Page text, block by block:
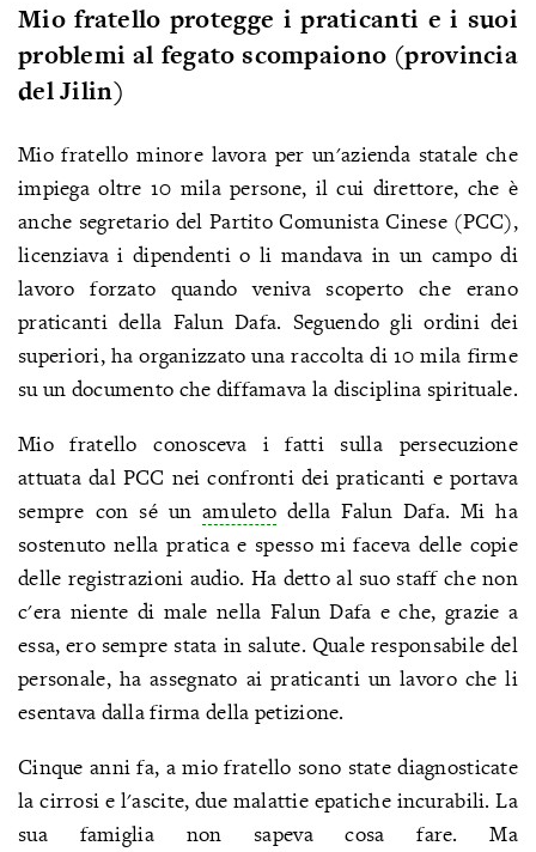
Mio fratello protegge i praticanti e i suoi
problemi al fegato scompaiono (provincia
del Jilin)
Mio fratello minore lavora per un'azienda statale che
impiega oltre 10 mila persone, il cui direttore, che è
anche segretario del Partito Comunista Cinese (PCC),
licenziava i dipendenti o li mandava in un campo di
lavoro forzato quando veniva scoperto che erano
praticanti della Falun Dafa. Seguendo gli ordini dei
superiori, ha organizzato una raccolta di 10 mila firme
su un documento che diffamava la disciplina spirituale.
Mio fratello conosceva i fatti sulla persecuzione
attuata dal PCC nei confronti dei praticanti e portava
sempre con sé unamuleto della Falun Dafa. Mi ha
sostenuto nella pratica e spesso mi faceva delle copie
delle registrazioni audio. Ha detto al suo staff che non
c'era niente di male nella Falun Dafa e che, grazie a
essa, ero sempre stata in salute. Quale responsabile del
personale, ha assegnato ai praticanti un lavoro che li
esentava dalla firma della petizione.
Cinque anni fa, a mio fratello sono state diagnosticate
la cirrosi e l'ascite, due malattie epatiche incurabili. La
sua famiglia non sapeva cosa fare. Ma